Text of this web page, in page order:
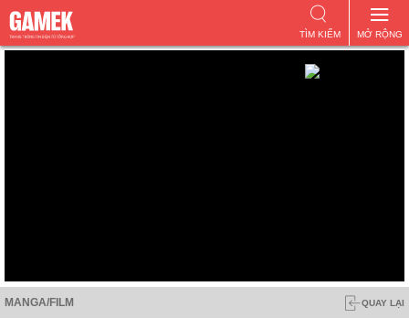
MỞ RỘNG
TÌM KIẾM
MANGA/FILM QUAY LẠI